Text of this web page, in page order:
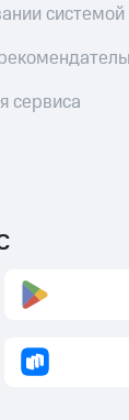
системой
сервиса